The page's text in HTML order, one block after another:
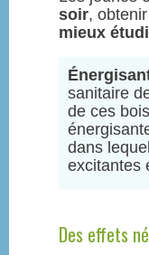
soir,
mieux
sanitaire
de ces
dans
excitantes
Des effets